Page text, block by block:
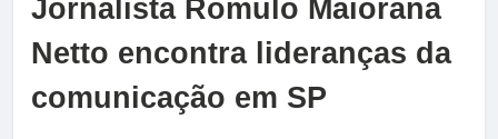
Jornalista Romulo Maiorana
Netto encontra lideranças da
comunicação em SP